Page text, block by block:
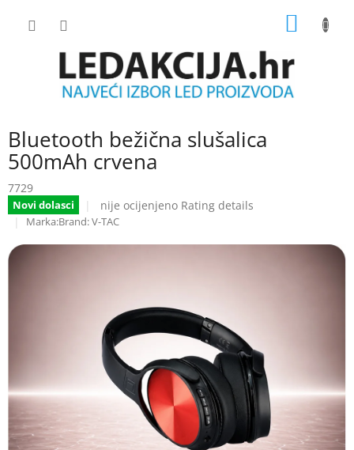
Bluetooth bežična slušalica
500mAh crvena
7729
Novi dolasci
The
average
rating
5
stars.
nije ocijenjeno Rating details
Brand:V-TAC